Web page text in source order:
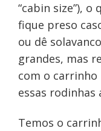
“cabin size”),
fique preso
ou dê
grandes, mas
com o carrinho
essas
Temos o